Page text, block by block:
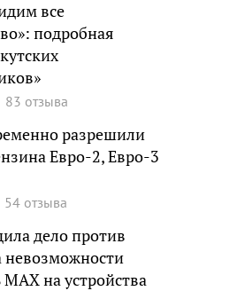
все
подробная
83 отзыва
разрешили
Евро-2, Евро-3
54 отзыва
дело против
невозможности
на устройства